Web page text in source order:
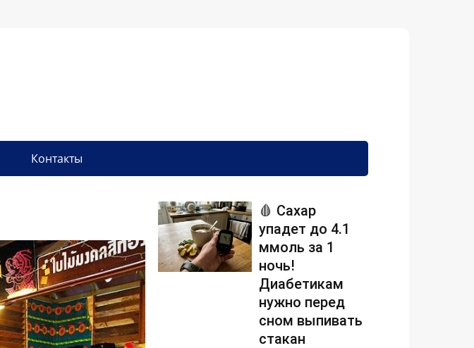
Контакты
🩸 Сахар
упадет до 4.1
ммоль за 1
ночь!
Диабетикам
нужно перед
сном выпивать
стакан